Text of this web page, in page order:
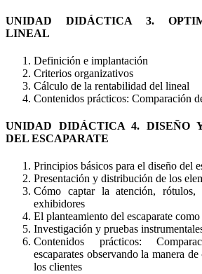
UNIDAD DIDÁCTICA 3.
LINEAL
Definición e implantación
Criterios organizativos
Cálculo de la rentabilidad del lineal
Contenidos prácticos: Comparación
UNIDAD DIDÁCTICA 4. DISEÑO
DEL ESCAPARATE
Principios básicos para el diseño del
Presentación y distribución de los
Cómo captar la atención, rótulos,
exhibidores
El planteamiento del escaparate
Investigación y pruebas
Contenidos prácticos:
escaparates observando la manera
los clientes